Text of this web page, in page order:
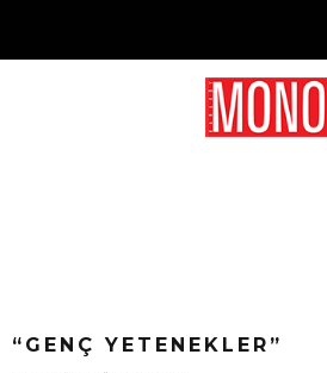
“GENÇ YETENEKLER”